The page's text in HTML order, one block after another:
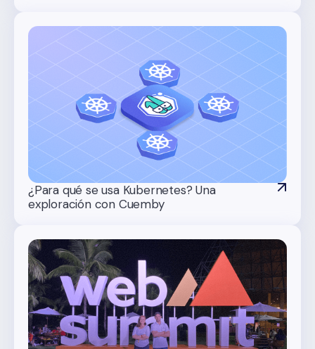
¿Para qué se usa Kubernetes? Una
exploración con Cuemby